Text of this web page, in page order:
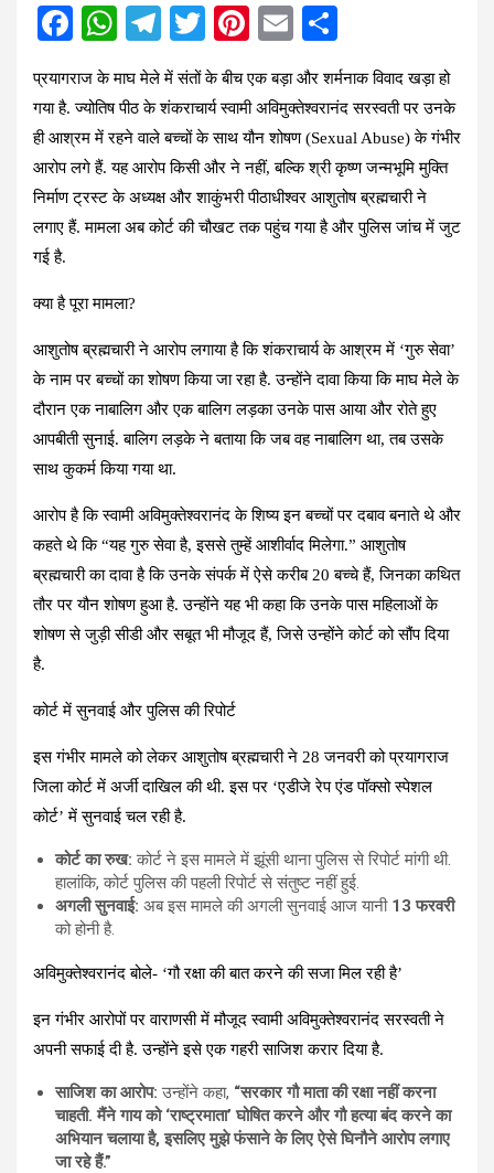
F
ce
b
o
o
k
W
at
s
A
p
p
T
el
e
gr
a
m
T
wi
tt
er
Pi
er
es
t
E
m
ail
h
ar
e
प्रयागराज के माघ मेले में संतों के बीच एक बड़ा और शर्मनाक विवाद खड़ा हो
गया है. ज्योतिष पीठ के शंकराचार्य स्वामी अविमुक्तेश्वरानंद सरस्वती पर उनके
ही आश्रम में रहने वाले बच्चों के साथ यौन शोषण (Sexual Abuse) के गंभीर
आरोप लगे हैं. यह आरोप किसी और ने नहीं, बल्कि श्री कृष्ण जन्मभूमि मुक्ति
निर्माण ट्रस्ट के अध्यक्ष और शाकुंभरी पीठाधीश्वर आशुतोष ब्रह्मचारी ने
लगाए हैं. मामला अब कोर्ट की चौखट तक पहुंच गया है और पुलिस जांच में जुट
गई है.
क्या है पूरा मामला?
आशुतोष ब्रह्मचारी ने आरोप लगाया है कि शंकराचार्य के आश्रम में ‘गुरु सेवा’
के नाम पर बच्चों का शोषण किया जा रहा है. उन्होंने दावा किया कि माघ मेले के
दौरान एक नाबालिग और एक बालिग लड़का उनके पास आया और रोते हुए
आपबीती सुनाई. बालिग लड़के ने बताया कि जब वह नाबालिग था, तब उसके
साथ कुकर्म किया गया था.
आरोप है कि स्वामी अविमुक्तेश्वरानंद के शिष्य इन बच्चों पर दबाव बनाते थे और
कहते थे कि“यह गुरु सेवा है, इससे तुम्हें आशीर्वाद मिलेगा.” आशुतोष
ब्रह्मचारी का दावा है कि उनके संपर्क में ऐसे करीब 20 बच्चे हैं, जिनका कथित
तौर पर यौन शोषण हुआ है. उन्होंने यह भी कहा कि उनके पास महिलाओं के
शोषण से जुड़ी सीडी और सबूत भी मौजूद हैं, जिसे उन्होंने कोर्ट को सौंप दिया
है.
कोर्ट में सुनवाई और पुलिस की रिपोर्ट
इस गंभीर मामले को लेकर आशुतोष ब्रह्मचारी ने 28 जनवरी को प्रयागराज
जिला कोर्ट में अर्जी दाखिल की थी. इस पर ‘एडीजे रेप एंड पॉक्सो स्पेशल
कोर्ट’ में सुनवाई चल रही है.
कोर्ट का रुख: कोर्ट ने इस मामले में झूंसी थाना पुलिस से रिपोर्ट मांगी थी.
हालांकि, कोर्ट पुलिस की पहली रिपोर्ट से संतुष्ट नहीं हुई.
अगली सुनवाई: अब इस मामले की अगली सुनवाई आज यानी 13 फरवरी
को होनी है.
अविमुक्तेश्वरानंद बोले- ‘गौ रक्षा की बात करने की सजा मिल रही है’
इन गंभीर आरोपों पर वाराणसी में मौजूद स्वामी अविमुक्तेश्वरानंद सरस्वती ने
अपनी सफाई दी है. उन्होंने इसे एक गहरी साजिश करार दिया है.
साजिश का आरोप: उन्होंने कहा, “सरकार गौ माता की रक्षा नहीं करना
चाहती. मैंने गाय को ‘राष्ट्रमाता’ घोषित करने और गौ हत्या बंद करने का
अभियान चलाया है, इसलिए मुझे फंसाने के लिए ऐसे घिनौने आरोप लगाए
जा रहे हैं.”